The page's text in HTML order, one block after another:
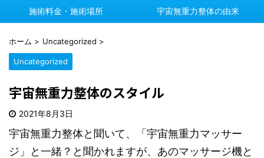
施術料金・施術場所 宇宙無重力整体の由来
ホーム > Uncategorized >
Uncategorized
宇宙無重力整体のスタイル
2021年8月3日
宇宙無重力整体と聞いて、「宇宙無重力マッサー
ジ」と一緒？と聞かれますが、あのマッサージ機と